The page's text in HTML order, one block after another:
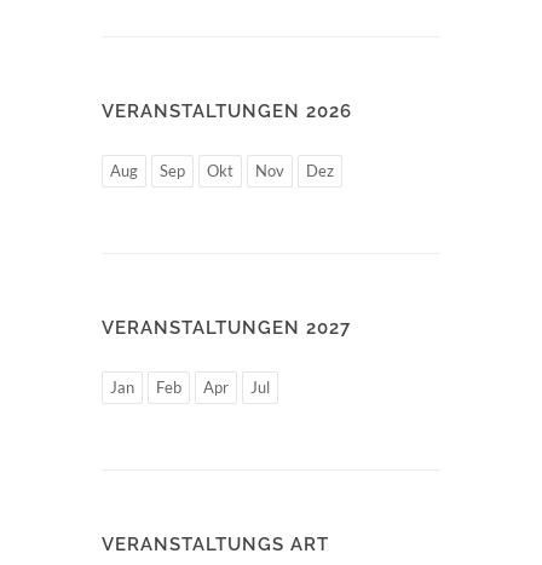
VERANSTALTUNGEN 2026
Aug Sep Okt Nov Dez
VERANSTALTUNGEN 2027
Jan Feb Apr Jul
VERANSTALTUNGS ART